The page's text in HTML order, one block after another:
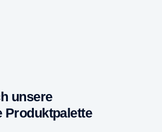
unsere
Produktpalette